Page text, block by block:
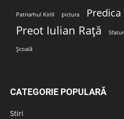
Patriarhul Kirill pictura Predica
Preot Iulian Rață
Școală
CATEGORIE POPULARĂ
Stiri